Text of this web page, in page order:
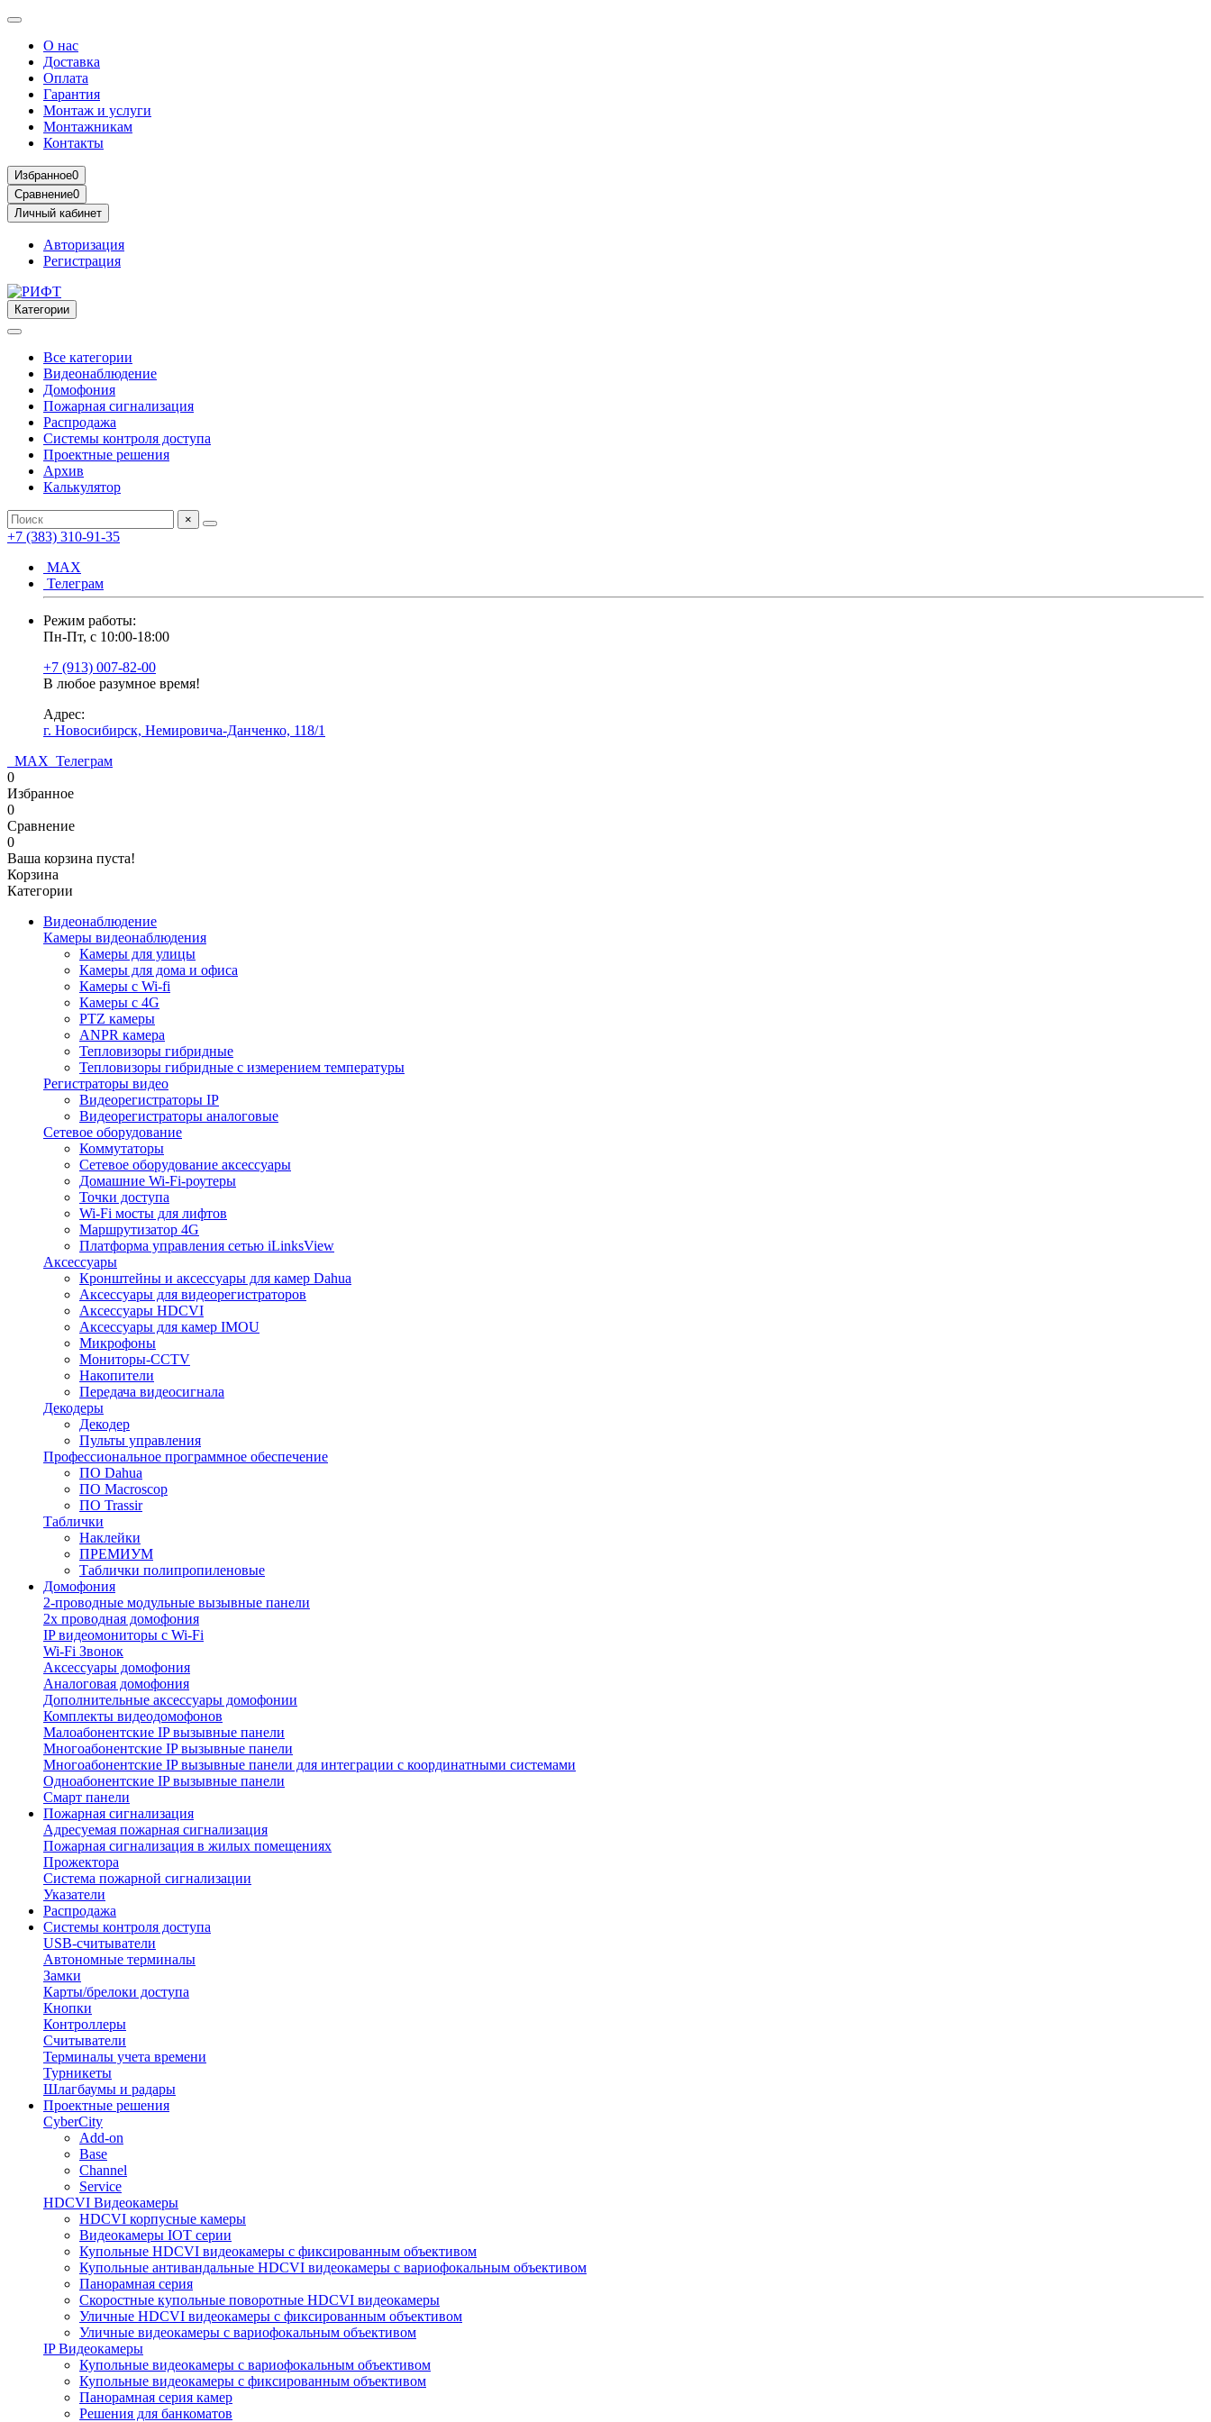
О нас
Доставка
Оплата
Гарантия
Монтаж и услуги
Монтажникам
Контакты
Избранное0
Сравнение0
Личный кабинет
Авторизация
Регистрация
Категории
Все категории
Видеонаблюдение
Домофония
Пожарная сигнализация
Распродажа
Системы контроля доступа
Проектные решения
Архив
Калькулятор
×
+7 (383) 310-91-35
МАХ
Телеграм
Режим работы:
Пн-Пт, с 10:00-18:00
+7 (913) 007-82-00
В любое разумное время!
Адрес:
г. Новосибирск, Немировича-Данченко, 118/1
МАХ Телеграм
0
Избранное
0
Сравнение
0
Ваша корзина пуста!
Корзина
Категории
Видеонаблюдение
Камеры видеонаблюдения
Камеры для улицы
Камеры для дома и офиса
Камеры с Wi-fi
Камеры с 4G
PTZ камеры
ANPR камера
Тепловизоры гибридные
Тепловизоры гибридные c измерением температуры
Регистраторы видео
Видеорегистраторы IP
Видеорегистраторы аналоговые
Сетевое оборудование
Коммутаторы
Сетевое оборудование аксессуары
Домашние Wi-Fi-роутеры
Точки доступа
Wi-Fi мосты для лифтов
Маршрутизатор 4G
Платформа управления сетью iLinksView
Аксессуары
Кронштейны и аксессуары для камер Dahua
Аксессуары для видеорегистраторов
Аксессуары HDCVI
Аксессуары для камер IMOU
Микрофоны
Мониторы-CCTV
Накопители
Передача видеосигнала
Декодеры
Декодер
Пульты управления
Профессиональное программное обеспечение
ПО Dahua
ПО Macroscop
ПО Trassir
Таблички
Наклейки
ПРЕМИУМ
Таблички полипропиленовые
Домофония
2-проводные модульные вызывные панели
2х проводная домофония
IP видеомониторы с Wi-Fi
Wi-Fi Звонок
Аксессуары домофония
Аналоговая домофония
Дополнительные аксессуары домофонии
Комплекты видеодомофонов
Малоабонентские IP вызывные панели
Многоабонентские IP вызывные панели
Многоабонентские IP вызывные панели для интеграции с координатными системами
Одноабонентские IP вызывные панели
Смарт панели
Пожарная сигнализация
Адресуемая пожарная сигнализация
Пожарная сигнализация в жилых помещениях
Прожектора
Система пожарной сигнализации
Указатели
Распродажа
Системы контроля доступа
USB-считыватели
Автономные терминалы
Замки
Карты/брелоки доступа
Кнопки
Контроллеры
Считыватели
Терминалы учета времени
Турникеты
Шлагбаумы и радары
Проектные решения
CyberCity
Add-on
Base
Channel
Service
HDCVI Видеокамеры
HDCVI корпусные камеры
Видеокамеры IOT серии
Купольные HDCVI видеокамеры с фиксированным объективом
Купольные антивандальные HDCVI видеокамеры с вариофокальным объективом
Панорамная серия
Скоростные купольные поворотные HDCVI видеокамеры
Уличные HDCVI видеокамеры с фиксированным объективом
Уличные видеокамеры с вариофокальным объективом
IP Видеокамеры
Купольные видеокамеры с вариофокальным объективом
Купольные видеокамеры с фиксированным объективом
Панорамная серия камер
Решения для банкоматов